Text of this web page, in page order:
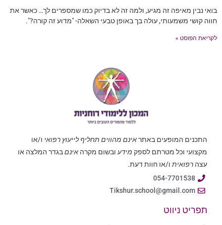
בואי נבין מאיפה זה מגיע, ולמה זה לא בדיוק כמו שמספרים לך… כאשר את
חווה קושי משמעותי, עולה בך באופן טבעי השאלה- "מדוע זה קורה?".
לקריאת הפוסט »
התכנים המופעים באתראינם מהווים תחליף לייעוץ רפואי ו/או
מקצועי וכל מטרתם לספק מידע ובשום מקרה אינםבגדר המלצה או
עצה רפואית ו/או חוות דעת.
054-7701538
Tikshur.school@gmail.com
תפריט ניווט